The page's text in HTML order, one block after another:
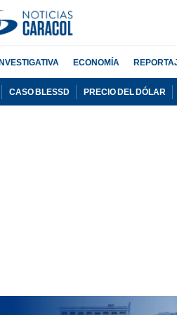
ECONOMÍA
CASO BLESSD PRECIO DEL DÓLAR